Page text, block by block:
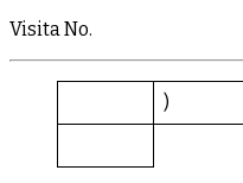
Visita No.
)